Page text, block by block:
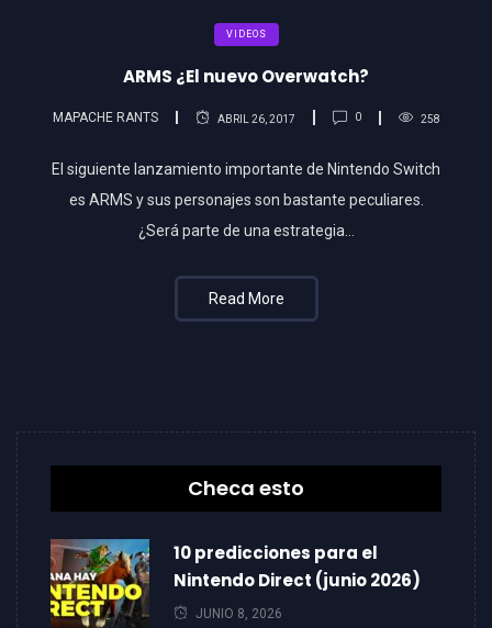
VIDEOS
ARMS ¿El nuevo Overwatch?
MAPACHE RANTS ABRIL 26, 2017 0 258
El siguiente lanzamiento importante de Nintendo Switch
es ARMS y sus personajes son bastante peculiares.
¿Será parte de una estrategia…
Read More
Checa esto
10 predicciones para el
Nintendo Direct (junio 2026)
JUNIO 8, 2026